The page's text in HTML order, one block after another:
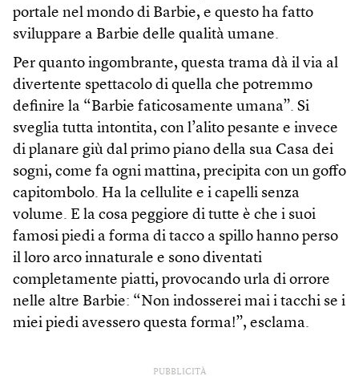
portale nel mondo di Barbie, e questo ha fatto
sviluppare a Barbie delle qualità umane.
Per quanto ingombrante, questa trama dà il via al
divertente spettacolo di quella che potremmo
definire la “Barbie faticosamente umana”. Si
sveglia tutta intontita, con l’alito pesante e invece
di planare giù dal primo piano della sua Casa dei
sogni, come fa ogni mattina, precipita con un goffo
capitombolo. Ha la cellulite e i capelli senza
volume. E la cosa peggiore di tutte è che i suoi
famosi piedi a forma di tacco a spillo hanno perso
il loro arco innaturale e sono diventati
completamente piatti, provocando urla di orrore
nelle altre Barbie: “Non indosserei mai i tacchi se i
miei piedi avessero questa forma!”, esclama.
PUBBLICITÀ